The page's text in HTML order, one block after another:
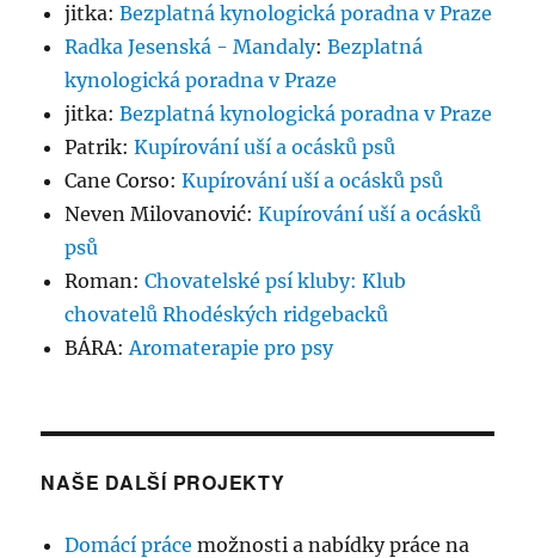
jitka:Bezplatná kynologická poradna v Praze
Radka Jesenská - Mandaly:Bezplatná
kynologická poradna v Praze
jitka:Bezplatná kynologická poradna v Praze
Patrik:Kupírování uší a ocásků psů
Cane Corso:Kupírování uší a ocásků psů
Neven Milovanović:Kupírování uší a ocásků
psů
Roman:Chovatelské psí kluby: Klub
chovatelů Rhodéských ridgebacků
BÁRA:Aromaterapie pro psy
NAŠE DALŠÍ PROJEKTY
Domácí práce možnosti a nabídky práce na